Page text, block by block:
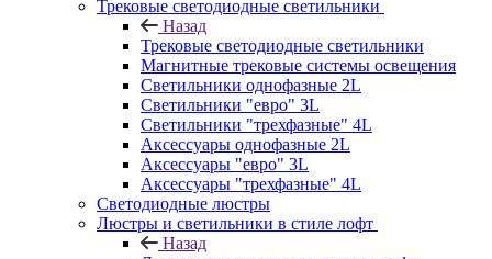
Трековые светодиодные светильники
Назад
Трековые светодиодные светильники
Магнитные трековые системы освещения
Светильники однофазные 2L
Светильники "евро" 3L
Светильники "трехфазные" 4L
Аксессуары однофазные 2L
Аксессуары "евро" 3L
Аксессуары "трехфазные" 4L
Светодиодные люстры
Люстры и светильники в стиле лофт
Назад